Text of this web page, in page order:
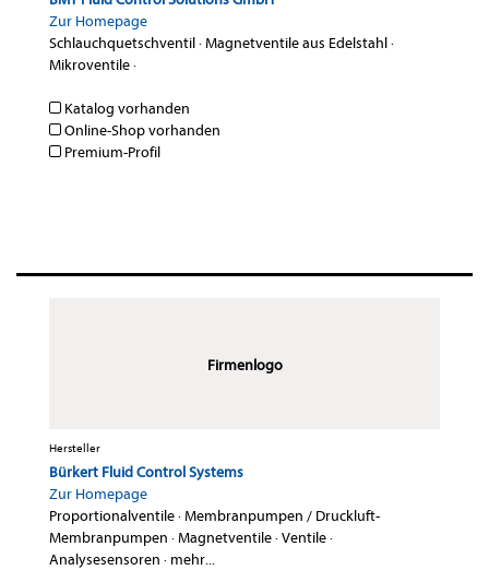
Zur Homepage
Schlauchquetschventil·Magnetventile aus Edelstahl·
Mikroventile·
Katalog vorhanden
Online-Shop vorhanden
Premium-Profil
Firmenlogo
Hersteller
Bürkert Fluid Control Systems
Zur Homepage
Proportionalventile·Membranpumpen / Druckluft-
Membranpumpen ·Magnetventile·Ventile·
Analysesensoren · mehr...